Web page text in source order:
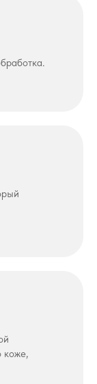
коже,